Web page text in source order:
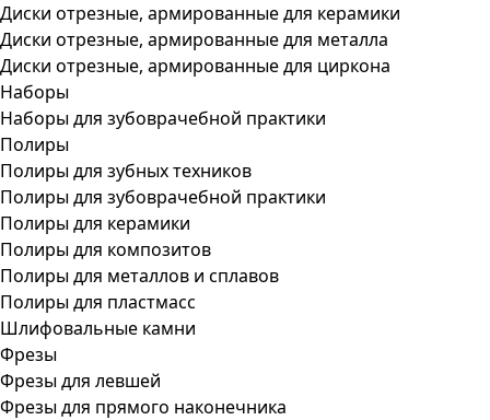
Диски отрезные, армированные для керамики
Диски отрезные, армированные для металла
Диски отрезные, армированные для циркона
Наборы
Наборы для зубоврачебной практики
Полиры
Полиры для зубных техников
Полиры для зубоврачебной практики
Полиры для керамики
Полиры для композитов
Полиры для металлов и сплавов
Полиры для пластмасс
Шлифовальные камни
Фрезы
Фрезы для левшей
Фрезы для прямого наконечника